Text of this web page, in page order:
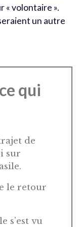
« volontaire ».
un autre
qui
de
sur
le retour
s’est vu